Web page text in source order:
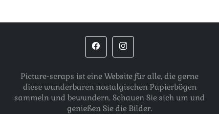
Picture-scraps ist eine Website für alle, die gerne
diese wunderbaren nostalgischen Papierbögen
sammeln und bewundern. Schauen Sie sich um und
genießen Sie die Bilder.